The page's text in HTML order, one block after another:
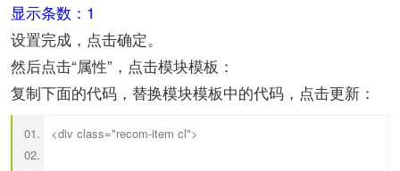
显示条数：1
设置完成，点击确定。
然后点击“属性”，点击模块模板：
复制下面的代码，替换模块模板中的代码，点击更新：
<div class="recom-item cl">